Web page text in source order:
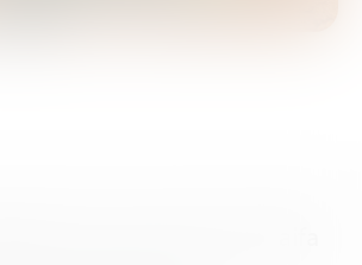
mais recentes da Haifa